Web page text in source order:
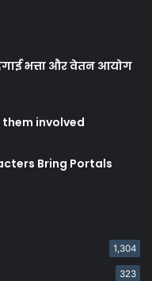
भत्ता और वेतन आयोग
involved
Bring Portals
1,304
323